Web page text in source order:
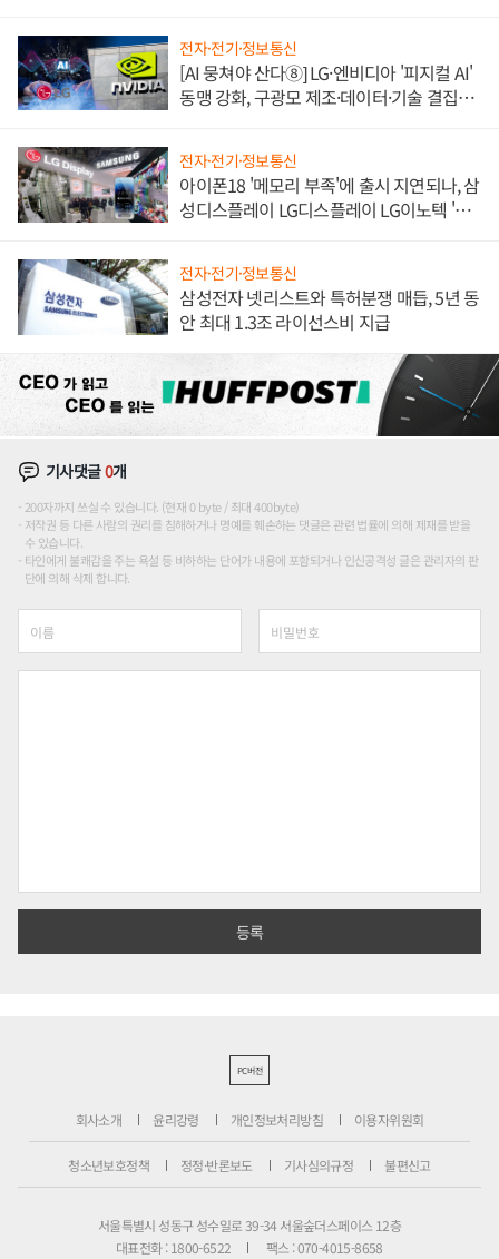
전자·전기·정보통신
[AI 뭉쳐야 산다⑧] LG·엔비디아 '피지컬 AI'
동맹 강화, 구광모 제조·데이터·기술 결집
전자·전기·정보통신
아이폰18 '메모리 부족'에 출시 지연되나, 삼
성디스플레이 LG디스플레이 LG이노텍 '탈
전자·전기·정보통신
삼성전자 넷리스트와 특허분쟁 매듭, 5년 동
안 최대 1.3조 라이선스비 지급
기사댓글0개
200자까지 쓰실 수 있습니다. (현재 0 byte / 최대 400byte)
저작권 등 다른 사람의 권리를 침해하거나 명예를 훼손하는 댓글은 관련 법률에 의해 제재를 받을
수 있습니다.
타인에게 불쾌감을 주는 욕설 등 비하하는 단어가 내용에 포함되거나 인신공격성 글은 관리자의 판
단에 의해 삭제 합니다.
PC버전
회사소개 윤리강령 개인정보처리방침 이용자위원회
청소년보호정책 정정·반론보도 기사심의규정 불편신고
서울특별시 성동구 성수일로 39-34 서울숲더스페이스 12층
대표전화 : 1800-6522
팩스 : 070-4015-8658